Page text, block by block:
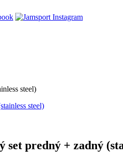
steel)
predný + zadný